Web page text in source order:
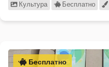
Культура Бесплатно
Бесплатно